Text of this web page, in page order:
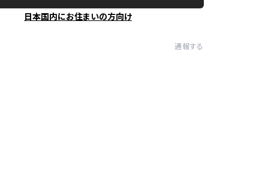
日本国内にお住まいの方向け
通報する